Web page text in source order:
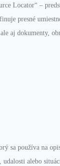
Locator“ –
presné
aj dokumenty,
sa používa na
udalosti alebo